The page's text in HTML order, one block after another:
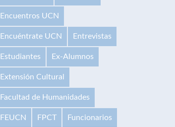
Encuentros UCN
Encuéntrate UCN Entrevistas
Estudiantes Ex-Alumnos
Extensión Cultural
Facultad de Humanidades
FEUCN FPCT Funcionarios